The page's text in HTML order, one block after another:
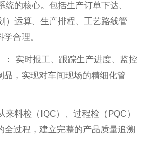
的核心。包括生产订单下达、
）运算、生产排程、工艺路线管
合理。
： 实时报工、跟踪生产进度、监控
品，实现对车间现场的精细化管
料检（IQC）、过程检（PQC）
全过程，建立完整的产品质量追溯